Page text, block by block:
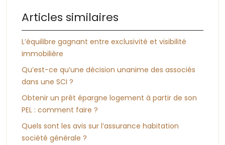
Articles similaires
L’équilibre gagnant entre exclusivité et visibilité
immobilière
Qu’est-ce qu’une décision unanime des associés
dans une SCI ?
Obtenir un prêt épargne logement à partir de son
PEL : comment faire ?
Quels sont les avis sur l’assurance habitation
société générale ?